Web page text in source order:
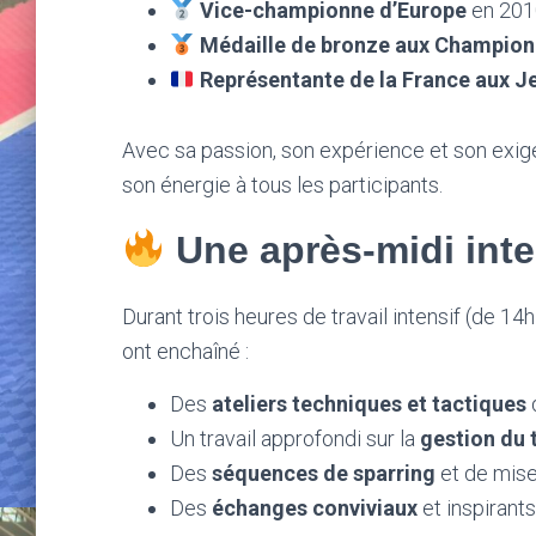
Vice-championne d’Europeen
Médaille de bronze aux
Représentante de la France aux
Avec sa passion, son expérience et son
son énergie à tous les participants.
Une après-midi
Durant trois heures de travail intensif (de
ont enchaîné :
Des ateliers techniques et tactiques
Un travail approfondi sur la gestion du
Des séquences de sparring et de
Des échanges conviviaux et